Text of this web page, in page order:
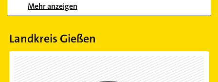
Mehr anzeigen
Landkreis Gießen